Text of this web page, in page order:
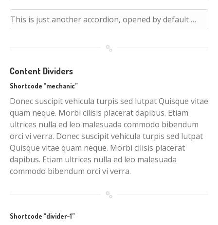
This is just another accordion, opened by default …
Content Dividers
Shortcode “mechanic”
Donec suscipit vehicula turpis sed lutpat Quisque vitae
quam neque. Morbi cilisis placerat dapibus. Etiam
ultrices nulla ed leo malesuada commodo bibendum
orci vi verra. Donec suscipit vehicula turpis sed lutpat
Quisque vitae quam neque. Morbi cilisis placerat
dapibus. Etiam ultrices nulla ed leo malesuada
commodo bibendum orci vi verra.
Shortcode “divider-1”